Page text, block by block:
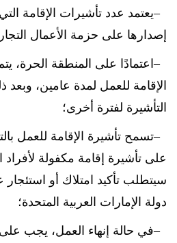
يعتمد عدد تأشيرات الإقامة
إصدارها على حزمة الأعمال
اعتمادًا على المنطقة الحرة،
الإقامة للعمل لمدة عامين، وبعد
التأشيرة لفترة أخرى؛
تسمح تأشيرة الإقامة للعمل
على تأشيرة إقامة مكفولة لأفراد
سيتطلب تأكيد امتلاك أو
دولة الإمارات العربية المتحدة؛
في حالة إنهاء العمل، يجب